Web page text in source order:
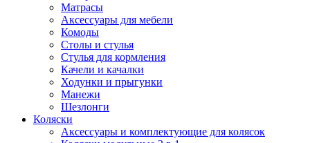
Матрасы
Аксессуары для мебели
Комоды
Столы и стулья
Стулья для кормления
Качели и качалки
Ходунки и прыгунки
Манежи
Шезлонги
Коляски
Аксессуары и комплектующие для колясок